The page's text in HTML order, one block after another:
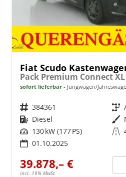
Fiat Scudo
Pack Premium Connect XL
sofort lieferbar Jungwagen/
Fahrzeugnr. 384361 Getriebe
Kraftstoff Diesel Außenfarbe
Leistung 130 kW (177 PS) Kilometerstand
01.10.2025
39.878,– €
incl. 19% MwSt.